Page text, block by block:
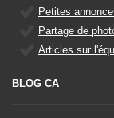
Petites
Partage de
Articles sur
BLOG CA